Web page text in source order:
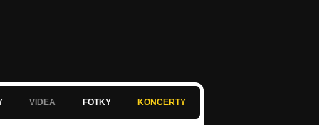
VIDEA FOTKY KONCERTY